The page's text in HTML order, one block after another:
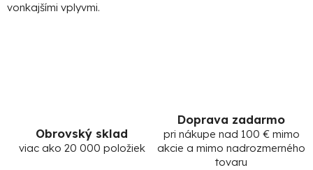
vonkajšími vplyvmi.
Obrovský sklad
viac ako 20 000 položiek
Doprava zadarmo
pri nákupe nad 100 € mimo
akcie a mimo nadrozmerného
tovaru